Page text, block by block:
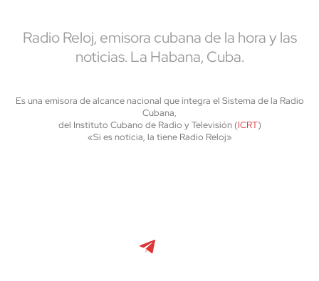
Radio Reloj, emisora cubana de la hora y las
noticias. La Habana, Cuba.
Es una emisora de alcance nacional que integra el Sistema de la Radio
Cubana,
del Instituto Cubano de Radio y Televisión (ICRT)
«Si es noticia, la tiene Radio Reloj»